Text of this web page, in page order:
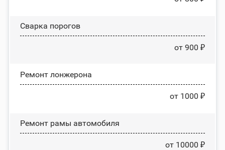
Сварка порогов
от 900 ₽
Ремонт лонжерона
от 1000 ₽
Ремонт рамы автомобиля
от 10000 ₽